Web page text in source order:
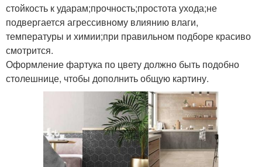
стойкость к ударам;прочность;простота ухода;не
подвергается агрессивному влиянию влаги,
температуры и химии;при правильном подборе красиво
смотрится.
Оформление фартука по цвету должно быть подобно
столешнице, чтобы дополнить общую картину.